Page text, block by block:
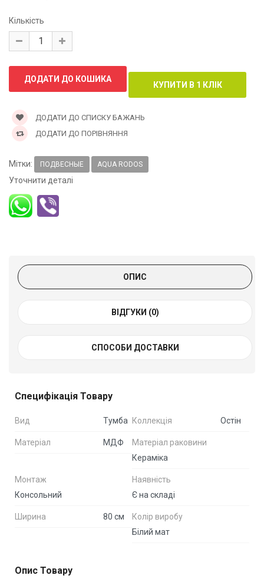
Кількість
ДОДАТИ ДО СПИСКУ БАЖАНЬ
ДОДАТИ ДО ПОРІВНЯННЯ
Мітки: ПОДВЕСНЫЕ AQUA RODOS
Уточнити деталі
ОПИС
ВІДГУКИ (0)
СПОСОБИ ДОСТАВКИ
Специфікація Товару
Вид Тумба Коллекція Остiн
Матеріал МДФ
Матеріал раковини
Кераміка
Монтаж
Консольний
Наявність
Є на складі
Ширина 80 см
Колір виробу
Білий мат
Опис Товару